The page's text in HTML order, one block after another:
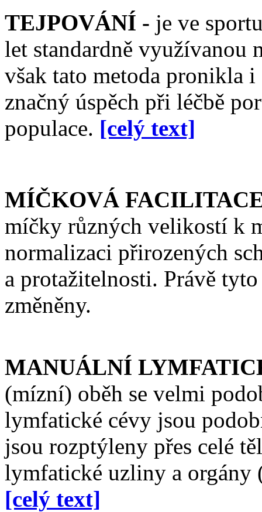
TEJPOVÁNÍ - je ve
let standardně využívanou
však tato metoda pronikla i
značný úspěch při léčbě
populace. [celý text]
MÍČKOVÁ
míčky různých velikostí k
normalizaci přirozených
a protažitelnosti. Právě
změněny.
MANUÁLNÍ
(mízní) oběh se velmi
lymfatické cévy jsou
jsou rozptýleny přes celé
lymfatické uzliny a orgány
[celý text]